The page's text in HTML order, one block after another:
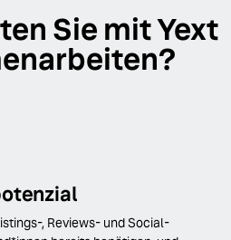
Sie mit Yext
, Reviews- und Social-